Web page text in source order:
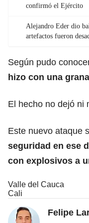
confirmó el Ejército
Alejandro Eder dio
artefactos fueron
Según pudo
hizo con una
El hecho no dejó ni
Este nuevo ataque
seguridad en ese
con explosivos a
Valle del Cauca
Cali
Felipe